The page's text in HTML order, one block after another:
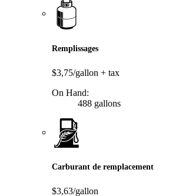
Remplissages
$3,75/gallon + tax
On Hand:
488 gallons
Carburant de remplacement
$3,63/gallon